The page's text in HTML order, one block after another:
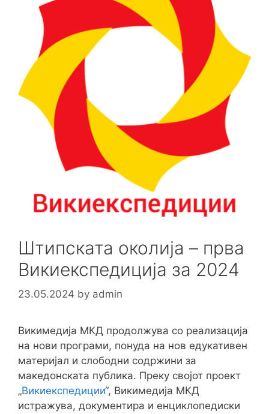
Штипската околија – прва
Викиекспедиција за 2024
23.05.2024 by admin
Викимедија МКД продолжува со реализација
на нови програми, понуда на нов едукативен
материјал и слободни содржини за
македонската публика. Преку својот проект
„Викиекспедиции“, Викимедија МКД
истражува, документира и енциклопедиски